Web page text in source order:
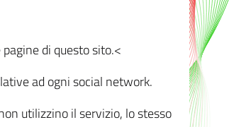
di questo sito.<
ad ogni social network.
utilizzino il servizio, lo stesso